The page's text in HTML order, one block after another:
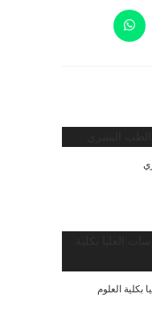
بكلية العلوم